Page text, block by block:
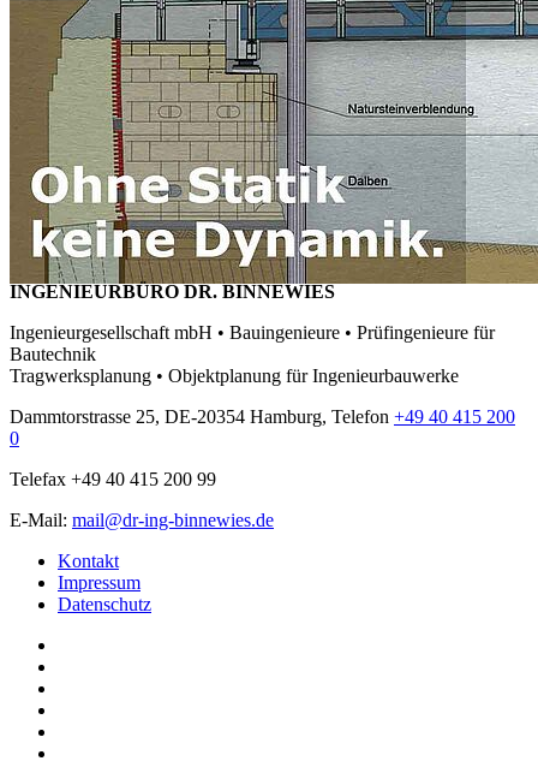
INGENIEURBÜRO DR. BINNEWIES
Ingenieurgesellschaft mbH • Bauingenieure • Prüfingenieure für
Bautechnik
Tragwerksplanung • Objektplanung für Ingenieurbauwerke
Dammtorstrasse 25, DE-20354 Hamburg, Telefon +49 40 415 200
0
Telefax +49 40 415 200 99
E-Mail: mail@dr-ing-binnewies.de
Kontakt
Impressum
Datenschutz